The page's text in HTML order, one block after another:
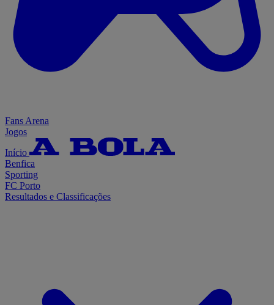
Fans Arena
Jogos
Início
Benfica
Sporting
FC Porto
Resultados e Classificações